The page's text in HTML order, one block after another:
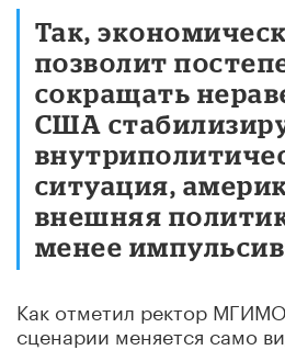
Так,
позволит
сокращать
США
ситуация,
внешняя
менее
Как отметил ректор
сценарии меняется само